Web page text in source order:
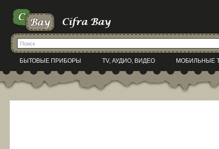
БЫТОВЫЕ ПРИБОРЫ TV, АУДИО, ВИДЕО МОБИЛЬНЫЕ